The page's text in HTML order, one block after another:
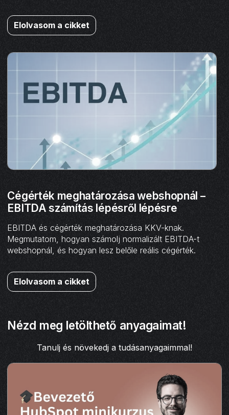
Elolvasom a cikket
Cégérték meghatározása webshopnál –
EBITDA számítás lépésről lépésre
EBITDA és cégérték meghatározása KKV-knak.
Megmutatom, hogyan számolj normalizált EBITDA-t
webshopnál, és hogyan lesz belőle reális cégérték.
Elolvasom a cikket
Nézd meg letölthető anyagaimat!
Tanulj és növekedj a tudásanyagaimmal!